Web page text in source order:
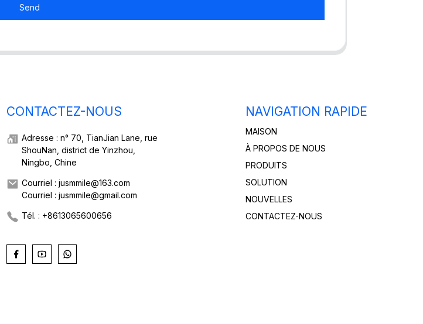
Send
CONTACTEZ-NOUS
Adresse : n° 70, TianJian Lane, rue
ShouNan, district de Yinzhou,
Ningbo, Chine
Courriel : jusmmile@163.com
Courriel : jusmmile@gmail.com
Tél. : +8613065600656
NAVIGATION RAPIDE
MAISON
À PROPOS DE NOUS
PRODUITS
SOLUTION
NOUVELLES
CONTACTEZ-NOUS